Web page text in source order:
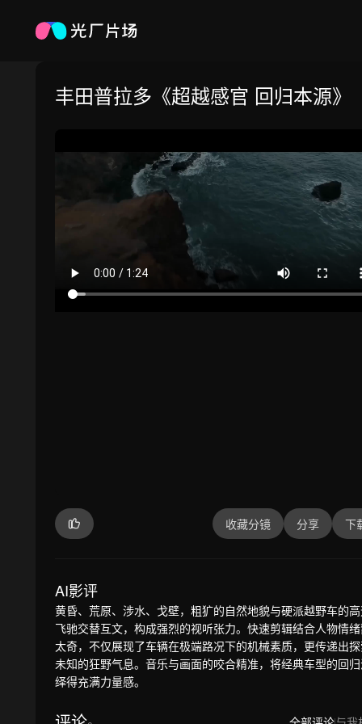
丰田普拉多《超越感官 回归本源》
收藏分镜 分享 下
AI影评
黄昏、荒原、涉水、戈壁，粗犷的自然地貌与硬派越野车的
飞驰交替互文，构成强烈的视听张力。快速剪辑结合人物情
太奇，不仅展现了车辆在极端路况下的机械素质，更传递出
未知的狂野气息。音乐与画面的咬合精准，将经典车型的回
绎得充满力量感。